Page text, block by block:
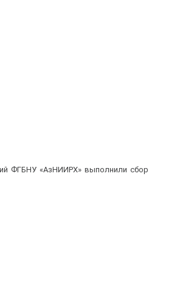
ФГБНУ «АзНИИРХ» выполнили сбор